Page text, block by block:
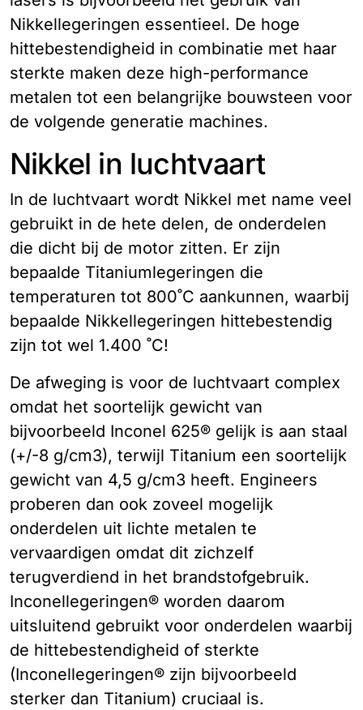
Nikkellegeringen essentieel. De hoge
hittebestendigheid in combinatie met haar
sterkte maken deze high-performance
metalen tot een belangrijke bouwsteen voor
de volgende generatie machines.
Nikkel in luchtvaart
In de luchtvaart wordt Nikkel met name veel
gebruikt in de hete delen, de onderdelen
die dicht bij de motor zitten. Er zijn
bepaalde Titaniumlegeringen die
temperaturen tot 800˚C aankunnen, waarbij
bepaalde Nikkellegeringen hittebestendig
zijn tot wel 1.400 ˚C!
De afweging is voor de luchtvaart complex
omdat het soortelijk gewicht van
bijvoorbeeld Inconel 625® gelijk is aan staal
(+/-8 g/cm3), terwijl Titanium een soortelijk
gewicht van 4,5 g/cm3 heeft. Engineers
proberen dan ook zoveel mogelijk
onderdelen uit lichte metalen te
vervaardigen omdat dit zichzelf
terugverdiend in het brandstofgebruik.
Inconellegeringen® worden daarom
uitsluitend gebruikt voor onderdelen waarbij
de hittebestendigheid of sterkte
(Inconellegeringen® zijn bijvoorbeeld
sterker dan Titanium) cruciaal is.